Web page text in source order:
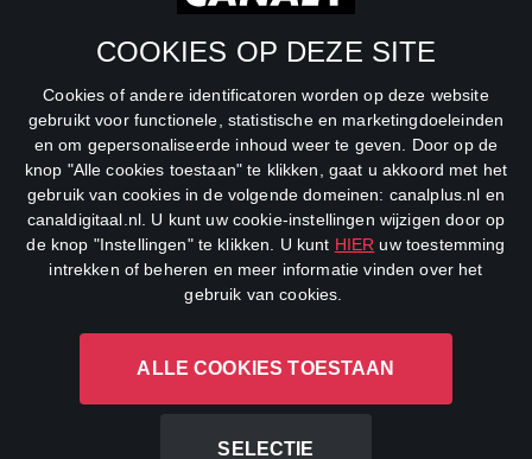
COOKIES OP DEZE SITE
Cookies of andere identificatoren worden op deze website
gebruikt voor functionele, statistische en marketingdoeleinden
en om gepersonaliseerde inhoud weer te geven. Door op de
knop "Alle cookies toestaan" te klikken, gaat u akkoord met het
gebruik van cookies in de volgende domeinen: canalplus.nl en
canaldigitaal.nl. U kunt uw cookie-instellingen wijzigen door op
de knop "Instellingen" te klikken. U kunt HIER uw toestemming
intrekken of beheren en meer informatie vinden over het
gebruik van cookies.
ALLE COOKIES TOESTAAN
SELECTIE
SBS6
Veronica
DreamWorks Channel
CANAL+ Luxembourg S. à r.l., Rue Albert Borschette 4, L-1246